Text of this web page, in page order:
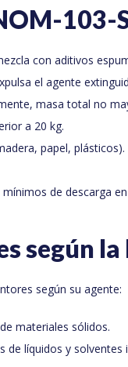
103-
con aditivos
el agente
masa total no
a 20 kg.
papel, plásticos).
de descarga
según la
según su agente:
materiales sólidos.
de líquidos y solventes